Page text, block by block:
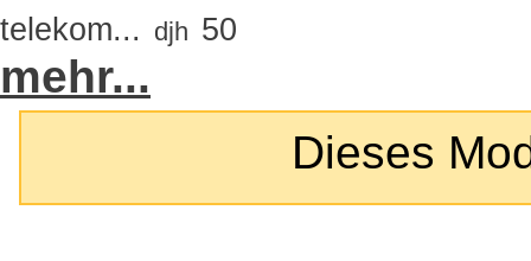
telekom... djh 50
mehr...
Dieses